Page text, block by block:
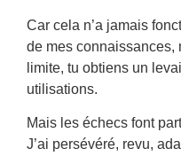
Car cela n’a jamais
de mes connaissances,
limite, tu obtiens un
utilisations.
Mais les échecs font
J’ai persévéré, revu,